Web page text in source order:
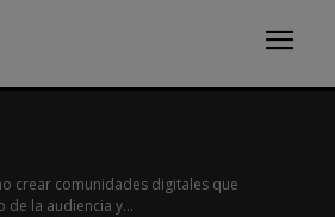
crear comunidades digitales que
la audiencia y...